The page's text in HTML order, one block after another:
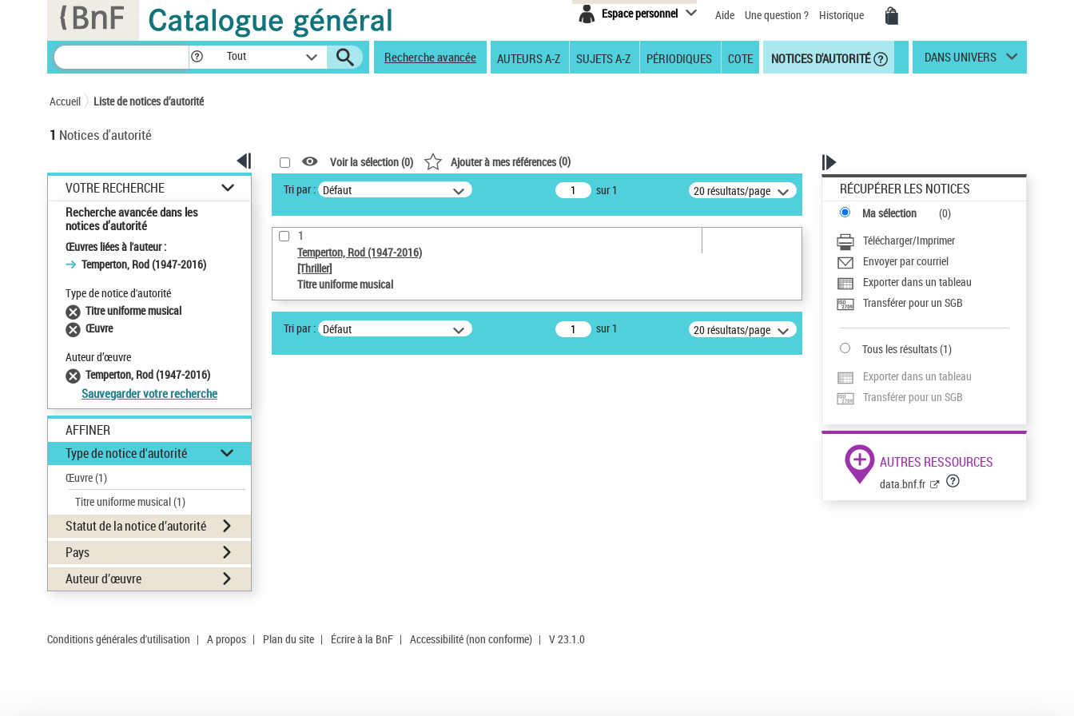
Espace personnel Aide Une question ? Historique
Tout Recherche avancée AUTEURS A-Z SUJETS A-Z PÉRIODIQUES COTE NOTICES D'AUTORITÉ DANS UNIVERS
Accueil Liste de notices d’autorité
1 Notices d'autorité
VOTRE RECHERCHE
Recherche avancée dans les
notices d’autorité
Œuvres liées à l'auteur :
Temperton, Rod (1947-2016)
Type de notice d'autorité
Titre uniforme musical
Œuvre
Auteur d’œuvre
Temperton, Rod (1947-2016)
Sauvegarder votre recherche
AFFINER
Type de notice d'autorité
Œuvre(1)
Titre uniforme musical(1)
Statut de la notice d’autorité
Pays
Auteur d’œuvre
Voir la sélection (0) Ajouter à mes références(0)
Tri par : Défaut sur 1 20 résultats/page
1
Temperton, Rod (1947-2016)
[Thriller]
Titre uniforme musical
Tri par : Défaut sur 1 20 résultats/page
RÉCUPÉRER LES NOTICES
Ma sélection (0)
Télécharger/Imprimer
Envoyer par courriel
Exporter dans un tableau
Transférer pour un SGB
Tous les résultats(1)
Exporter dans un tableau
Transférer pour un SGB
AUTRES RESSOURCES
data.bnf.fr
Conditions générales d'utilisation | A propos | Plan du site | Écrire à la BnF | Accessibilité (non conforme) | V 23.1.0
Panneau de gestion des cookies